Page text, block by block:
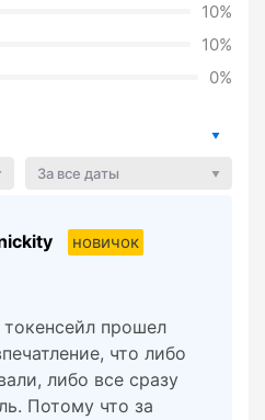
10%
10%
0%
За все даты
новичок
прошел
что либо
либо все сразу
Потому что за